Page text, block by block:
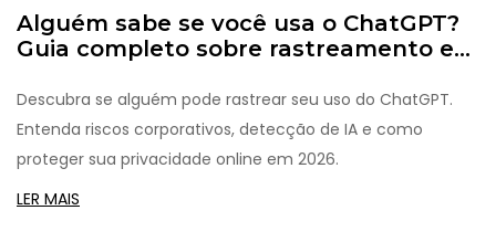
Alguém sabe se você usa o ChatGPT?
Guia completo sobre rastreamento e
Descubra se alguém pode rastrear seu uso do ChatGPT.
Entenda riscos corporativos, detecção de IA e como
proteger sua privacidade online em 2026.
LER MAIS